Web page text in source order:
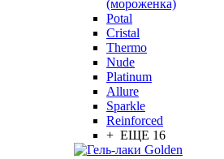
(мороженка)
Potal
Cristal
Thermo
Nude
Platinum
Allure
Sparkle
Reinforced
+ ЕЩЕ 16